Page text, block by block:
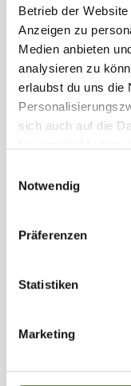
Betrieb der
Anzeigen zu
Medien anbieten
analysieren zu
erlaubst du uns die
sich auch auf die
weiteren Daten
haben oder die sie
Notwendig
Präferenzen
Statistiken
Marketing
•